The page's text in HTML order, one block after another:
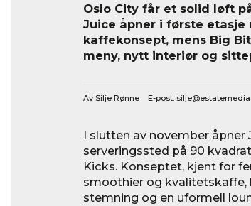
Oslo City får et solid løft
Juice åpner i første
kaffekonsept, mens Big
meny, nytt interiør og
Av Silje Rønne E-post:
I slutten av november åpner
serveringssted på 90
Kicks. Konseptet, kjent for
smoothier og kvalitetskaffe,
stemning og en uformell